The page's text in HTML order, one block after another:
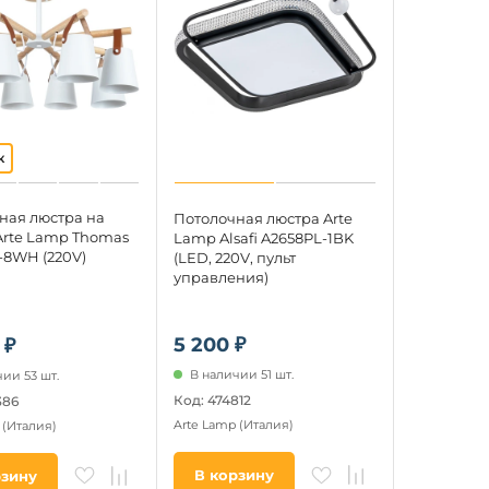
люстра на
Lamp Thomas
(220V)
53 шт.
(Италия)
5 200 ₽
Потолочная люстра Arte
Lamp Alsafi A2658PL-1BK
(LED, 220V, пульт
управления)
В наличии 51 шт.
Код: 474812
Arte Lamp (Италия)
В корзину